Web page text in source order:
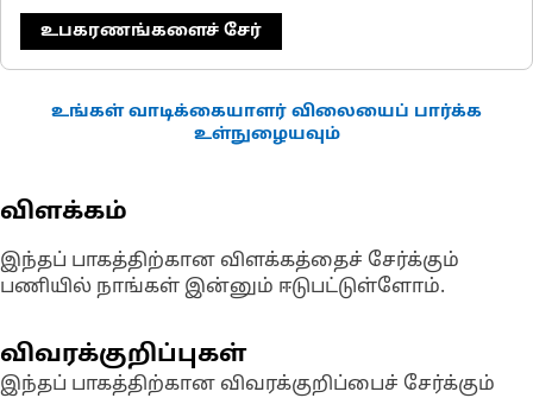
உபகரணங்களைச் சேர்
உங்கள் வாடிக்கையாளர் விலையைப் பார்க்க
உள்நுழையவும்
விளக்கம்
இந்தப் பாகத்திற்கான விளக்கத்தைச் சேர்க்கும்
பணியில் நாங்கள் இன்னும் ஈடுபட்டுள்ளோம்.
விவரக்குறிப்புகள்
இந்தப் பாகத்திற்கான விவரக்குறிப்பைச் சேர்க்கும்